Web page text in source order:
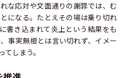
な応対や文面通りの謝罪では、む
になる。たとえその場は乗り切れ
書き込まれて炎上という結果をも
事実無根とは言い切れず、イメー
しまう。